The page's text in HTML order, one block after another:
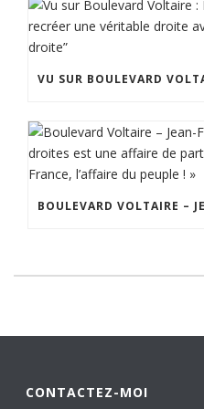
CONTACTEZ-MOI